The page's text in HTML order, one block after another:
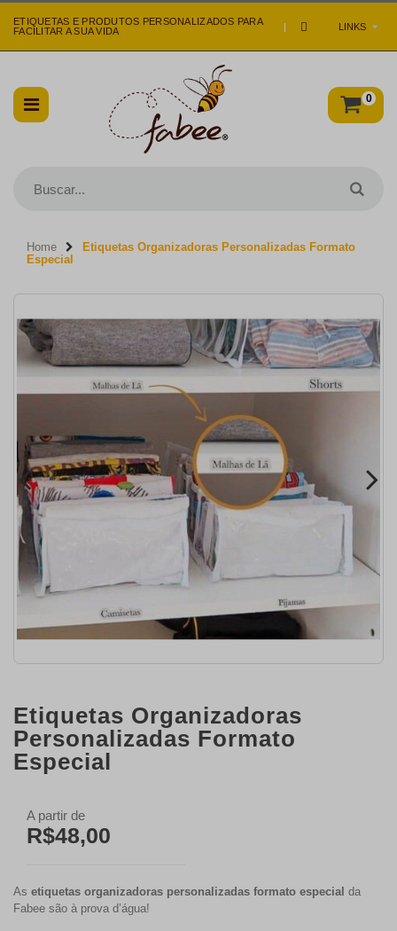
LINKS
ETIQUETAS E PRODUTOS PERSONALIZADOS PARA
FACILITAR A SUA VIDA
|
0
Home
Etiquetas Organizadoras Personalizadas Formato
Especial
Etiquetas Organizadoras
Personalizadas Formato
Especial
A partir de
R$48,00
As etiquetas organizadoras personalizadas formato especial da
Fabee são à prova d’água!